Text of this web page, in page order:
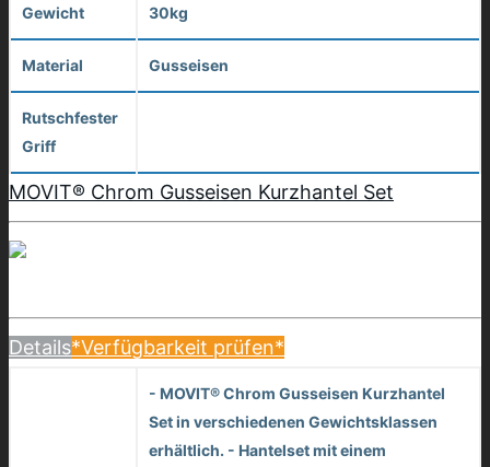
Gewicht 30kg
Material Gusseisen
Rutschfester
Griff
MOVIT® Chrom Gusseisen Kurzhantel Set
Details*Verfügbarkeit prüfen*
- MOVIT® Chrom Gusseisen Kurzhantel
Set in verschiedenen Gewichtsklassen
erhältlich. - Hantelset mit einem